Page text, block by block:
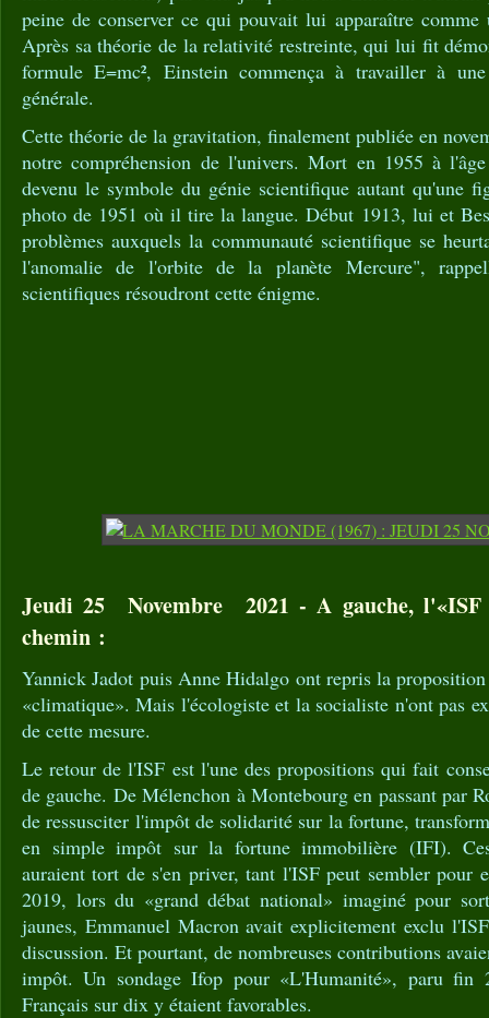
peine de conserver ce qui pouvait lui apparaître
Après sa théorie de la relativité restreinte, qui lui fit
formule E=mc², Einstein commença à travailler à
générale.
Cette théorie de la gravitation, finalement publiée en
notre compréhension de l'univers. Mort en 1955 à
devenu le symbole du génie scientifique autant qu'une
photo de 1951 où il tire la langue. Début 1913, lui et
problèmes auxquels la communauté scientifique se
l'anomalie de l'orbite de la planète Mercure",
scientifiques résoudront cette énigme.
Jeudi 25 Novembre 2021 - A gauche,
chemin :
Yannick Jadot puis Anne Hidalgo ont repris la
«climatique». Mais l'écologiste et la socialiste n'ont pas
de cette mesure.
Le retour de l'ISF est l'une des propositions qui fait
de gauche. De Mélenchon à Montebourg en passant par
de ressusciter l'impôt de solidarité sur la fortune,
en simple impôt sur la fortune immobilière (IFI).
auraient tort de s'en priver, tant l'ISF peut sembler pour
2019, lors du «grand débat national» imaginé pour
jaunes, Emmanuel Macron avait explicitement exclu
discussion. Et pourtant, de nombreuses contributions
impôt. Un sondage Ifop pour «L'Humanité», paru fin
Français sur dix y étaient favorables.